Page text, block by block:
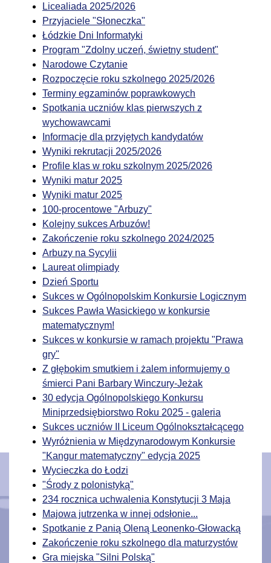
Licealiada 2025/2026
Przyjaciele "Słoneczka"
Łódzkie Dni Informatyki
Program "Zdolny uczeń, świetny student"
Narodowe Czytanie
Rozpoczęcie roku szkolnego 2025/2026
Terminy egzaminów poprawkowych
Spotkania uczniów klas pierwszych z
wychowawcami
Informacje dla przyjętych kandydatów
Wyniki rekrutacji 2025/2026
Profile klas w roku szkolnym 2025/2026
Wyniki matur 2025
Wyniki matur 2025
100-procentowe "Arbuzy"
Kolejny sukces Arbuzów!
Zakończenie roku szkolnego 2024/2025
Arbuzy na Sycylii
Laureat olimpiady
Dzień Sportu
Sukces w Ogólnopolskim Konkursie Logicznym
Sukces Pawła Wasickiego w konkursie
matematycznym!
Sukces w konkursie w ramach projektu "Prawa
gry"
Z głębokim smutkiem i żalem informujemy o
śmierci Pani Barbary Winczury-Jeżak
30 edycja Ogólnopolskiego Konkursu
Miniprzedsiębiorstwo Roku 2025 - galeria
Sukces uczniów II Liceum Ogólnokształcącego
Wyróżnienia w Międzynarodowym Konkursie
"Kangur matematyczny" edycja 2025
Wycieczka do Łodzi
"Środy z polonistyką"
234 rocznica uchwalenia Konstytucji 3 Maja
Majowa jutrzenka w innej odsłonie...
Spotkanie z Panią Oleną Leonenko-Głowacką
Zakończenie roku szkolnego dla maturzystów
Gra miejska "Silni Polską"